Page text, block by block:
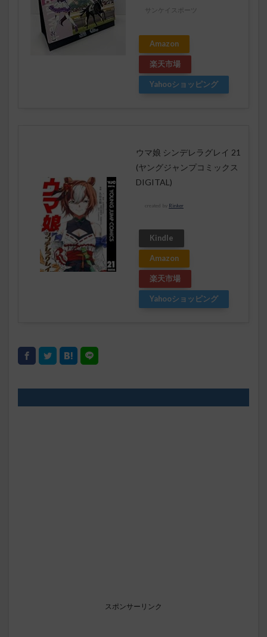
サンケイスポーツ
Amazon
楽天市場
Yahooショッピング
ウマ娘 シンデレラグレイ 21
(ヤングジャンプコミックス
DIGITAL)
created by Rinker
Kindle
Amazon
楽天市場
Yahooショッピング
スポンサーリンク